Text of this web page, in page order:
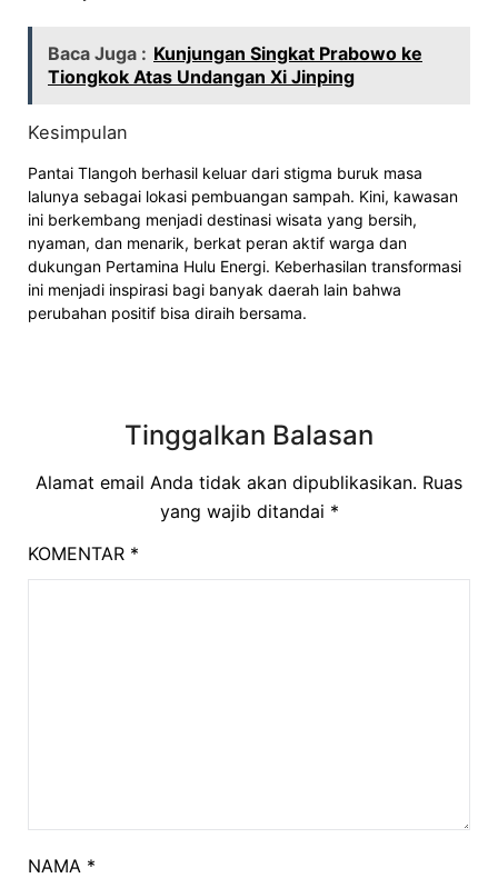
Baca Juga : Kunjungan Singkat Prabowo ke
Tiongkok Atas Undangan Xi Jinping
Kesimpulan
Pantai Tlangoh berhasil keluar dari stigma buruk masa
lalunya sebagai lokasi pembuangan sampah. Kini, kawasan
ini berkembang menjadi destinasi wisata yang bersih,
nyaman, dan menarik, berkat peran aktif warga dan
dukungan Pertamina Hulu Energi. Keberhasilan transformasi
ini menjadi inspirasi bagi banyak daerah lain bahwa
perubahan positif bisa diraih bersama.
Tinggalkan Balasan
Alamat email Anda tidak akan dipublikasikan. Ruas
yang wajib ditandai *
KOMENTAR *
NAMA *